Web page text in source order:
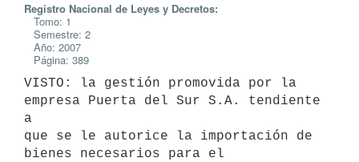
Registro Nacional de Leyes y Decretos:
Tomo: 1
Semestre: 2
Año: 2007
Página: 389
VISTO: la gestión promovida por la
empresa Puerta del Sur S.A. tendiente
a
que se le autorice la importación de
bienes necesarios para el